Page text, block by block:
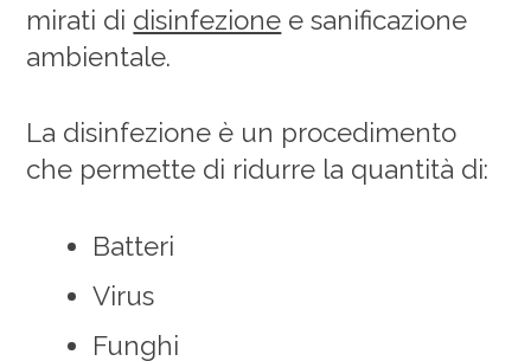
mirati di disinfezione e sanificazione
ambientale.
La disinfezione è un procedimento
che permette di ridurre la quantità di:
Batteri
Virus
Funghi